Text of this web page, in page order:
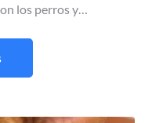
los perros y…